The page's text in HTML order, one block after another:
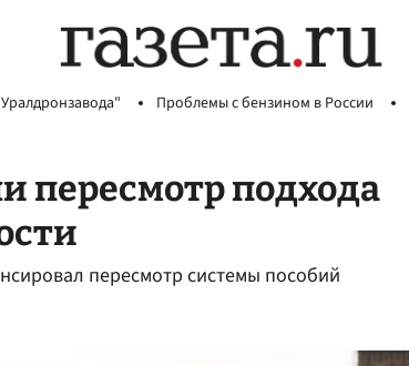
Проблемы с бензином в России
пересмотр подхода
пересмотр системы пособий